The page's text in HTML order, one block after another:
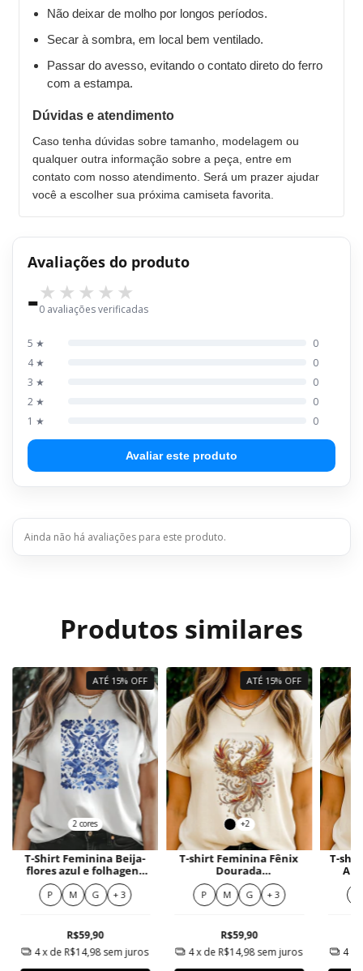
Não deixar de molho por longos períodos.
Secar à sombra, em local bem ventilado.
Passar do avesso, evitando o contato direto do ferro
com a estampa.
Dúvidas e atendimento
Caso tenha dúvidas sobre tamanho, modelagem ou
qualquer outra informação sobre a peça, entre em
contato com nosso atendimento. Será um prazer ajudar
você a escolher sua próxima camiseta favorita.
Avaliações do produto
-0 avaliações verificadas
5 ★
0
4 ★
0
3 ★
0
2 ★
0
1 ★
0
Avaliar este produto
Ainda não há avaliações para este produto.
Produtos similares
ATÉ 15% OFF
2 cores
T-Shirt Feminina Beija-
flores azul e folhagens
delicadas
P M G + 3
R$59,90
4x de R$14,98 sem juros
ATÉ 15% OFF
+2
T-shirt Feminina Fênix
Dourada
Resplandecente
P M G + 3
R$59,90
4x de R$14,98sem juros
T-
4